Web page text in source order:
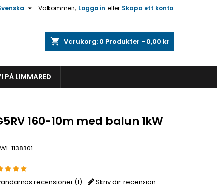
Välkommen, Logga in eller Skapa ett konto

shopping_cart Varukorg: 0 Produkter - 0,00 kr
PÅ LIMMARED
160-10m med balun 1kW
WI-1138801
recensioner (1) Skriv din recension